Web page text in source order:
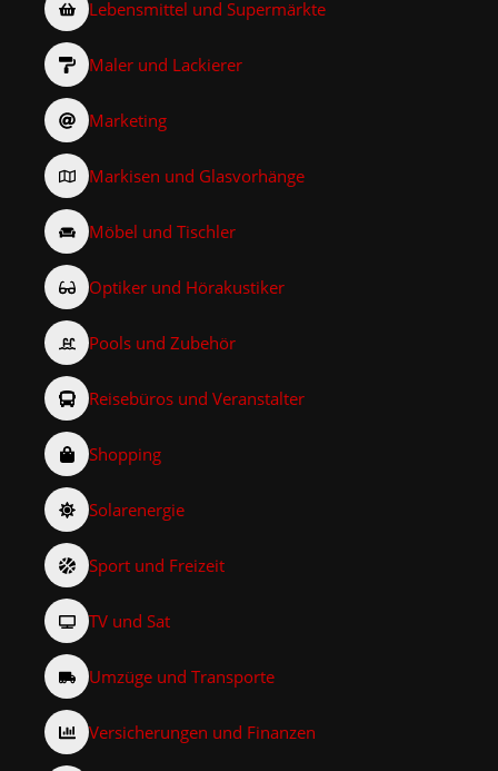
Lebensmittel und Supermärkte
Maler und Lackierer
Marketing
Markisen und Glasvorhänge
Möbel und Tischler
Optiker und Hörakustiker
Pools und Zubehör
Reisebüros und Veranstalter
Shopping
Solarenergie
Sport und Freizeit
TV und Sat
Umzüge und Transporte
Versicherungen und Finanzen